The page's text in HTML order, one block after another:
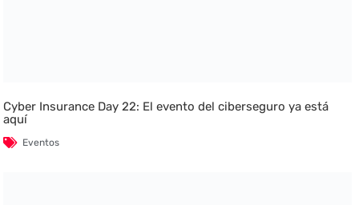
Cyber Insurance Day 22: El evento del ciberseguro ya está
aquí
Eventos